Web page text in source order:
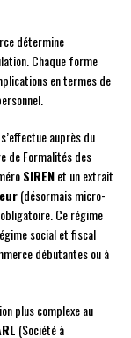
détermine
Chaque forme
en termes de
auprès du
de Formalités des
SIRENet un extrait
(désormais micro-
Ce régime
social et fiscal
débutantes ou à
plus complexe au
(Société à